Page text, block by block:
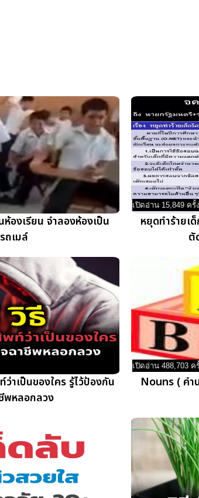
องเรียน จำลองห้องเป็น
รถเมล์
เปิดอ่าน 15,849 ครั้ง
หยุดทำร้ายเ
ตั
ว่าเป็นของใคร รู้ไว้ป้องกัน
พหลอกลวง
เปิดอ่าน 488,703 ค
Nouns ( คำ